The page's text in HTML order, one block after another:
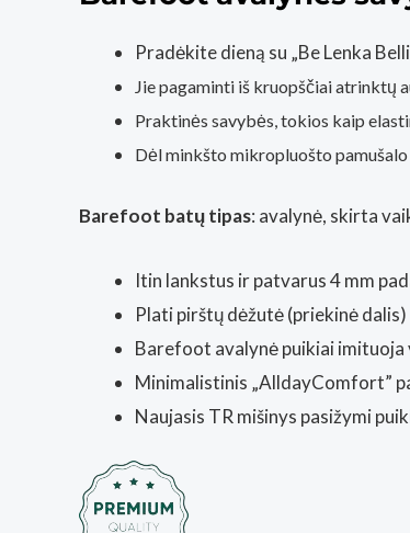
Pradėkite dieną su „Be Lenka
Jie pagaminti iš kruopščiai atrinktų
Praktinės savybės, tokios kaip
Dėl minkšto mikropluošto
Barefoot batų tipas: avalynė, skirta
Itin lankstus ir patvarus 4 mm
Plati pirštų dėžutė (priekinė
Barefoot avalynė puikiai imituoja
Minimalistinis „AlldayComfort”
Naujasis TR mišinys pasižymi